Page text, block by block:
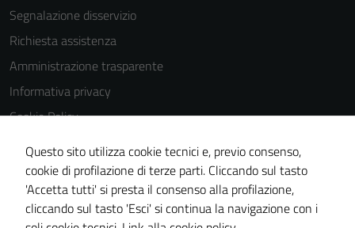
Segnalazione disservizio
Richiesta assistenza
Amministrazione trasparente
Informativa privacy
Cookie Policy
Note legali
Dichiarazione di accessibilità
Segnalazioni di inaccessibilità
Piano di miglioramento del sito
Questo sito utilizza cookie tecnici e, previo consenso,
cookie di profilazione di terze parti. Cliccando sul tasto
'Accetta tutti' si presta il consenso alla profilazione,
cliccando sul tasto 'Esci' si continua la navigazione con i